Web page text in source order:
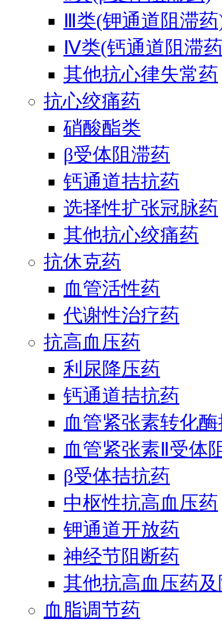
Ⅲ类(钾通道阻滞
Ⅳ类(钙通道阻滞
其他抗心律失常药
抗心绞痛药
硝酸酯类
β受体阻滞药
钙通道拮抗药
选择性扩张冠脉药
其他抗心绞痛药
抗休克药
血管活性药
代谢性治疗药
抗高血压药
利尿降压药
钙通道拮抗药
血管紧张素转化
血管紧张素Ⅱ受体
β受体拮抗药
中枢性抗高血压药
钾通道开放药
神经节阻断药
其他抗高血压药
血脂调节药